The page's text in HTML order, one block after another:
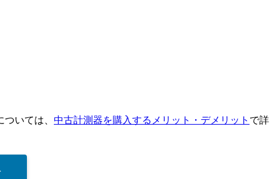
いては、 中古計測器を購入するメリット・デメリット で詳